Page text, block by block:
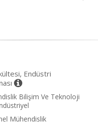
Endüstri
Bilişim Ve Teknoloji
Mühendislik